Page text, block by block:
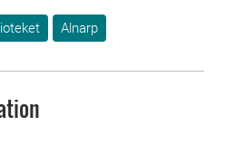
Alnarp